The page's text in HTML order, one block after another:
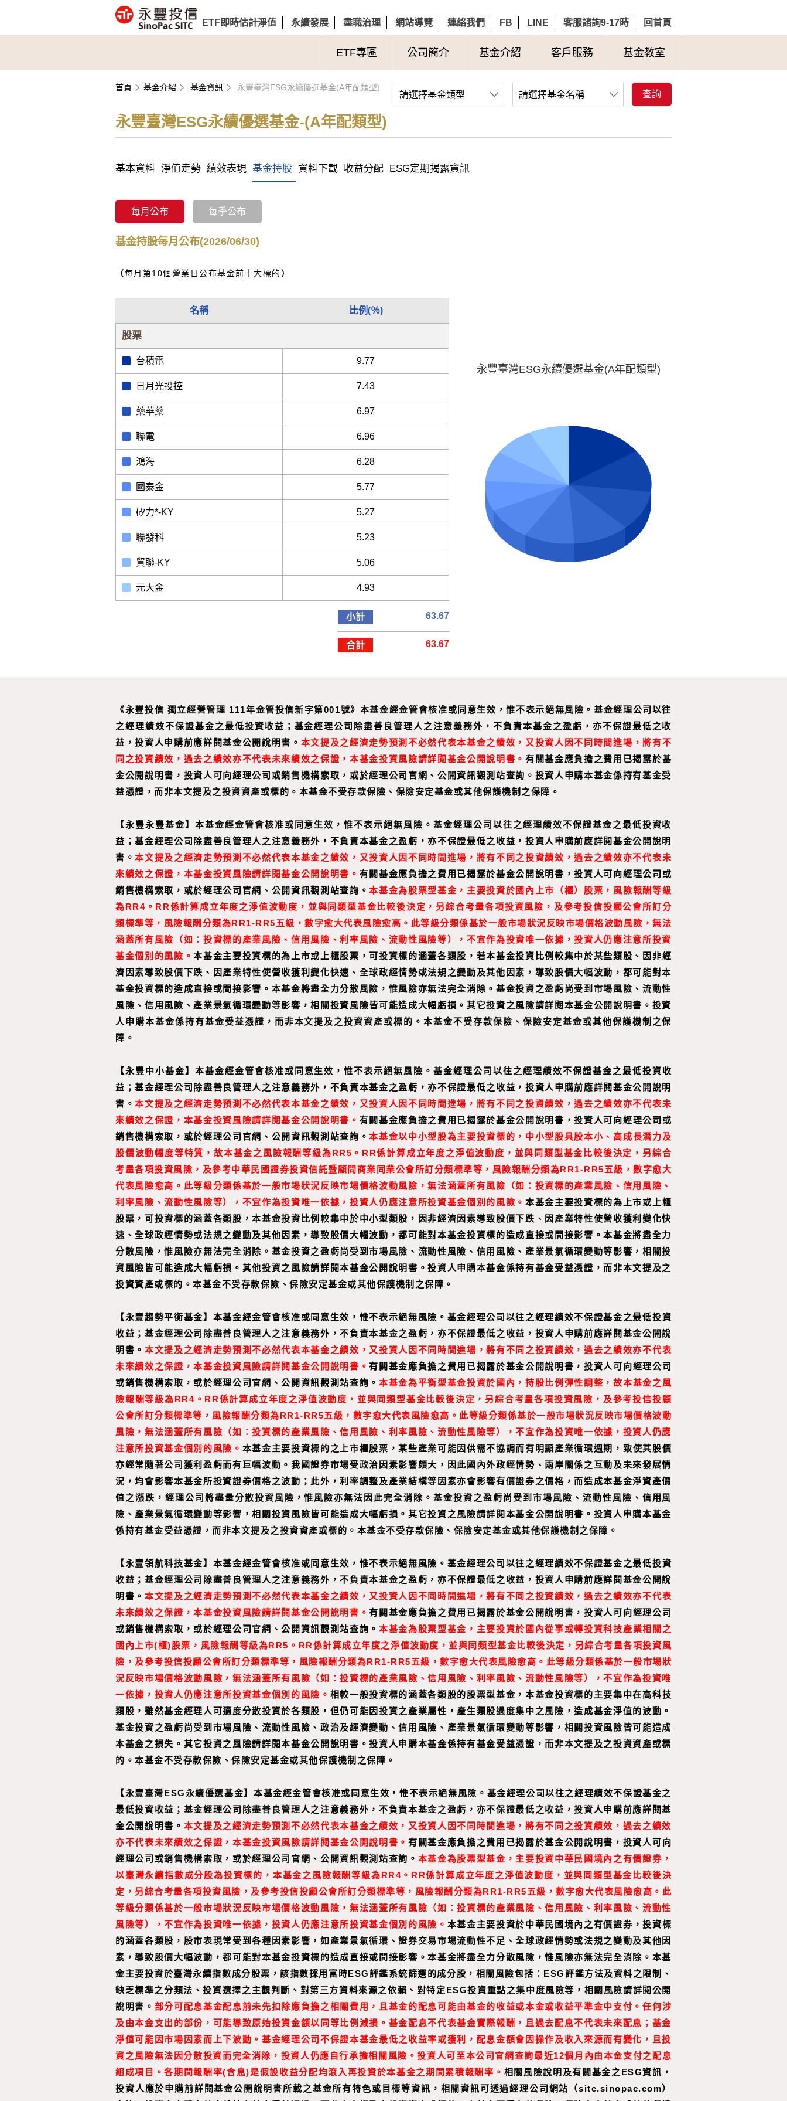
ETF即時估計淨值 永續發展 盡職治理 網站導覽 連絡我們 FB LINE 客服諮詢9-17時 回首頁
ETF專區 公司簡介 基金介紹 客戶服務 基金教室
首頁 基金介紹 基金資訊 永豐臺灣ESG永續優選基金(A年配類型)
永豐臺灣ESG永續優選基金-(A年配類型)
請選擇基金類型 請選擇基金名稱 查詢
基本資料 淨值走勢 績效表現 基金持股 資料下載 收益分配 ESG定期揭露資訊
每月公布 每季公布
基金持股每月公布(2026/06/30)
（每月第10個營業日公布基金前十大標的 ）
名稱 比例(％)
股票
台積電 9.77
日月光投控 7.43
藥華藥 6.97
聯電 6.96
鴻海 6.28
國泰金 5.77
矽力*-KY 5.27
聯發科 5.23
貿聯-KY 5.06
元大金 4.93
小計 63.67
合計 63.67
永豐臺灣ESG永續優選基金(A年配類型)
《永豐投信 獨立經營管理 111年金管投信新字第001號》本基金經金管會核准或同意生效，惟不表示絕無風險。基金經理公司以往
之經理績效不保證基金之最低投資收益；基金經理公司除盡善良管理人之注意義務外，不負責本基金之盈虧，亦不保證最低之收
益，投資人申購前應詳閱基金公開說明書。 本文提及之經濟走勢預測不必然代表本基金之績效，又投資人因不同時間進場，將有不
同之投資績效，過去之績效亦不代表未來績效之保證，本基金投資風險請詳閱基金公開說明書。有關基金應負擔之費用已揭露於基
金公開說明書，投資人可向經理公司或銷售機構索取，或於經理公司官網、公開資訊觀測站查詢。投資人申購本基金係持有基金受
益憑證，而非本文提及之投資資產或標的。本基金不受存款保險、保險安定基金或其他保護機制之保障。
【永豐永豐基金】本基金經金管會核准或同意生效，惟不表示絕無風險。基金經理公司以往之經理績效不保證基金之最低投資收
益；基金經理公司除盡善良管理人之注意義務外，不負責本基金之盈虧，亦不保證最低之收益，投資人申購前應詳閱基金公開說明
書。本文提及之經濟走勢預測不必然代表本基金之績效，又投資人因不同時間進場，將有不同之投資績效，過去之績效亦不代表未
來績效之保證，本基金投資風險請詳閱基金公開說明書。 有關基金應負擔之費用已揭露於基金公開說明書，投資人可向經理公司或
銷售機構索取，或於經理公司官網、公開資訊觀測站查詢。本基金為股票型基金，主要投資於國內上市（櫃）股票，風險報酬等級
為RR4。RR係計算成立年度之淨值波動度，並與同類型基金比較後決定，另綜合考量各項投資風險，及參考投信投顧公會所訂分
類標準等，風險報酬分類為RR1-RR5五級，數字愈大代表風險愈高。此等級分類係基於一般市場狀況反映市場價格波動風險，無法
涵蓋所有風險（如：投資標的產業風險、信用風險、利率風險、流動性風險等），不宜作為投資唯一依據，投資人仍應注意所投資
基金個別的風險。本基金主要投資標的為上市或上櫃股票，可投資標的涵蓋各類股，若本基金投資比例較集中於某些類股、因非經
濟因素導致股價下跌、因產業特性使營收獲利變化快速、全球政經情勢或法規之變動及其他因素，導致股價大幅波動，都可能對本
基金投資標的造成直接或間接影響。本基金將盡全力分散風險，惟風險亦無法完全消除。基金投資之盈虧尚受到市場風險、流動性
風險、信用風險、產業景氣循環變動等影響，相關投資風險皆可能造成大幅虧損。其它投資之風險請詳閱本基金公開說明書。投資
人申購本基金係持有基金受益憑證，而非本文提及之投資資產或標的。本基金不受存款保險、保險安定基金或其他保護機制之保
障。
【永豐中小基金】 本基金經金管會核准或同意生效，惟不表示絕無風險。基金經理公司以往之經理績效不保證基金之最低投資收
益；基金經理公司除盡善良管理人之注意義務外，不負責本基金之盈虧，亦不保證最低之收益，投資人申購前應詳閱基金公開說明
書。本文提及之經濟走勢預測不必然代表本基金之績效，又投資人因不同時間進場，將有不同之投資績效，過去之績效亦不代表未
來績效之保證，本基金投資風險請詳閱基金公開說明書。 有關基金應負擔之費用已揭露於基金公開說明書，投資人可向經理公司或
銷售機構索取，或於經理公司官網、公開資訊觀測站查詢。本基金以中小型股為主要投資標的，中小型股具股本小、高成長潛力及
股價波動幅度等特質，故本基金之風險報酬等級為RR5。RR係計算成立年度之淨值波動度，並與同類型基金比較後決定，另綜合
考量各項投資風險，及參考中華民國證券投資信託暨顧問商業同業公會所訂分類標準等，風險報酬分類為RR1-RR5五級，數字愈大
代表風險愈高。此等級分類係基於一般市場狀況反映市場價格波動風險，無法涵蓋所有風險（如：投資標的產業風險、信用風險、
利率風險、流動性風險等），不宜作為投資唯一依據，投資人仍應注意所投資基金個別的風險。本基金主要投資標的為上市或上櫃
股票，可投資標的涵蓋各類股，本基金投資比例較集中於中小型類股，因非經濟因素導致股價下跌、因產業特性使營收獲利變化快
速、全球政經情勢或法規之變動及其他因素，導致股價大幅波動，都可能對本基金投資標的造成直接或間接影響。本基金將盡全力
分散風險，惟風險亦無法完全消除。基金投資之盈虧尚受到市場風險、流動性風險、信用風險、產業景氣循環變動等影響，相關投
資風險皆可能造成大幅虧損。其他投資之風險請詳閱本基金公開說明書。投資人申購本基金係持有基金受益憑證，而非本文提及之
投資資產或標的。本基金不受存款保險、保險安定基金或其他保護機制之保障。
【永豐趨勢平衡基金】 本基金經金管會核准或同意生效，惟不表示絕無風險。基金經理公司以往之經理績效不保證基金之最低投資
收益；基金經理公司除盡善良管理人之注意義務外，不負責本基金之盈虧，亦不保證最低之收益，投資人申購前應詳閱基金公開說
明書。本文提及之經濟走勢預測不必然代表本基金之績效，又投資人因不同時間進場，將有不同之投資績效，過去之績效亦不代表
未來績效之保證，本基金投資風險請詳閱基金公開說明書。有關基金應負擔之費用已揭露於基金公開說明書，投資人可向經理公司
或銷售機構索取，或於經理公司官網、公開資訊觀測站查詢。本基金為平衡型基金投資於國內，持股比例彈性調整，故本基金之風
險報酬等級為RR4。RR係計算成立年度之淨值波動度，並與同類型基金比較後決定，另綜合考量各項投資風險，及參考投信投顧
公會所訂分類標準等，風險報酬分類為RR1-RR5五級，數字愈大代表風險愈高。此等級分類係基於一般市場狀況反映市場價格波動
風險，無法涵蓋所有風險（如：投資標的產業風險、信用風險、利率風險、流動性風險等），不宜作為投資唯一依據，投資人仍應
注意所投資基金個別的風險。 本基金主要投資標的之上市櫃股票，某些產業可能因供需不協調而有明顯產業循環週期，致使其股價
亦經常隨著公司獲利盈虧而有巨幅波動。我國證券市場受政治因素影響頗大，因此國內外政經情勢、兩岸關係之互動及未來發展情
況，均會影響本基金所投資證券價格之波動；此外，利率調整及產業結構等因素亦會影響有價證券之價格，而造成本基金淨資產價
值之漲跌，經理公司將盡量分散投資風險，惟風險亦無法因此完全消除。基金投資之盈虧尚受到市場風險、流動性風險、信用風
險、產業景氣循環變動等影響，相關投資風險皆可能造成大幅虧損。其它投資之風險請詳閱本基金公開說明書。投資人申購本基金
係持有基金受益憑證，而非本文提及之投資資產或標的。本基金不受存款保險、保險安定基金或其他保護機制之保障。
【永豐領航科技基金】 本基金經金管會核准或同意生效，惟不表示絕無風險。基金經理公司以往之經理績效不保證基金之最低投資
收益；基金經理公司除盡善良管理人之注意義務外，不負責本基金之盈虧，亦不保證最低之收益，投資人申購前應詳閱基金公開說
明書。本文提及之經濟走勢預測不必然代表本基金之績效，又投資人因不同時間進場，將有不同之投資績效，過去之績效亦不代表
未來績效之保證，本基金投資風險請詳閱基金公開說明書。有關基金應負擔之費用已揭露於基金公開說明書，投資人可向經理公司
或銷售機構索取，或於經理公司官網、公開資訊觀測站查詢。本基金為股票型基金，主要投資於國內從事或轉投資科技產業相關之
國內上市(櫃)股票，風險報酬等級為RR5。RR係計算成立年度之淨值波動度，並與同類型基金比較後決定，另綜合考量各項投資風
險，及參考投信投顧公會所訂分類標準等，風險報酬分類為RR1-RR5五級，數字愈大代表風險愈高。此等級分類係基於一般市場狀
況反映市場價格波動風險，無法涵蓋所有風險（如：投資標的產業風險、信用風險、利率風險、流動性風險等），不宜作為投資唯
一依據，投資人仍應注意所投資基金個別的風險。 相較一般投資標的涵蓋各類股的股票型基金，本基金投資標的主要集中在高科技
類股，雖然基金經理人可適度分散投資於各類股，但仍可能因投資之產業屬性，產生類股過度集中之風險，造成基金淨值的波動。
基金投資之盈虧尚受到市場風險、流動性風險、政治及經濟變動、信用風險、產業景氣循環變動等影響，相關投資風險皆可能造成
本基金之損失。其它投資之風險請詳閱本基金公開說明書。投資人申購本基金係持有基金受益憑證，而非本文提及之投資資產或標
的。本基金不受存款保險、保險安定基金或其他保護機制之保障。
【永豐臺灣ESG永續優選基金】本基金經金管會核准或同意生效，惟不表示絕無風險。基金經理公司以往之經理績效不保證基金之
最低投資收益；基金經理公司除盡善良管理人之注意義務外，不負責本基金之盈虧，亦不保證最低之收益，投資人申購前應詳閱基
金公開說明書。 本文提及之經濟走勢預測不必然代表本基金之績效，又投資人因不同時間進場，將有不同之投資績效，過去之績效
亦不代表未來績效之保證，本基金投資風險請詳閱基金公開說明書。有關基金應負擔之費用已揭露於基金公開說明書，投資人可向
經理公司或銷售機構索取，或於經理公司官網、公開資訊觀測站查詢。 本基金為股票型基金，主要投資中華民國境內之有價證券，
以臺灣永續指數成分股為投資標的，本基金之風險報酬等級為RR4。RR係計算成立年度之淨值波動度，並與同類型基金比較後決
定，另綜合考量各項投資風險，及參考投信投顧公會所訂分類標準等，風險報酬分類為RR1-RR5五級，數字愈大代表風險愈高。此
等級分類係基於一般市場狀況反映市場價格波動風險，無法涵蓋所有風險（如：投資標的產業風險、信用風險、利率風險、流動性
風險等），不宜作為投資唯一依據，投資人仍應注意所投資基金個別的風險。 本基金主要投資於中華民國境內之有價證券，投資標
的涵蓋各類股，股市表現常受到各種因素影響，如產業景氣循環、證券交易市場流動性不足、全球政經情勢或法規之變動及其他因
素，導致股價大幅波動，都可能對本基金投資標的造成直接或間接影響。本基金將盡全力分散風險，惟風險亦無法完全消除。本基
金主要投資於臺灣永續指數成分股票，該指數採用富時ESG評鑑系統篩選的成分股，相關風險包括：ESG評鑑方法及資料之限制、
缺乏標準之分類法、投資選擇之主觀判斷、對第三方資料來源之依賴、對特定ESG投資重點之集中度風險等，相關風險請詳閱公開
說明書。 部分可配息基金配息前未先扣除應負擔之相關費用，且基金的配息可能由基金的收益或本金或收益平準金中支付。任何涉
及由本金支出的部份，可能導致原始投資金額以同等比例減損。基金配息不代表基金實際報酬，且過去配息不代表未來配息；基金
淨值可能因市場因素而上下波動。基金經理公司不保證本基金最低之收益率或獲利，配息金額會因操作及收入來源而有變化，且投
資之風險無法因分散投資而完全消除，投資人仍應自行承擔相關風險。投資人可至本公司官網 查詢最近12個月內由本金支付之配息
組成項目。各期間報酬率(含息)是假設收益分配均滾入再投資於本基金之期間累積報酬率。 相關風險說明及有關基金之ESG資訊，
投資人應於申購前詳閱基金公開說明書所載之基金所有特色或目標等資訊，相關資訊可透過經理公司網站（sitc.sinopac.com）